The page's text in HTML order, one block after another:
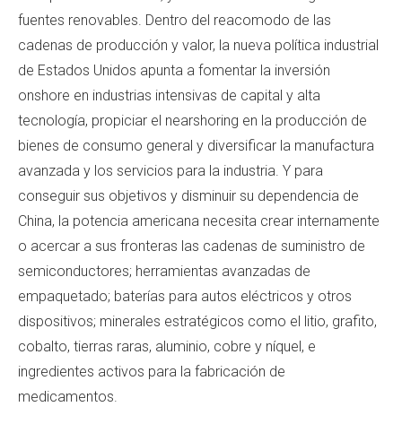
fuentes renovables. Dentro del reacomodo de las
cadenas de producción y valor, la nueva política industrial
de Estados Unidos apunta a fomentar la inversión
onshore en industrias intensivas de capital y alta
tecnología, propiciar el nearshoring en la producción de
bienes de consumo general y diversificar la manufactura
avanzada y los servicios para la industria. Y para
conseguir sus objetivos y disminuir su dependencia de
China, la potencia americana necesita crear internamente
o acercar a sus fronteras las cadenas de suministro de
semiconductores; herramientas avanzadas de
empaquetado; baterías para autos eléctricos y otros
dispositivos; minerales estratégicos como el litio, grafito,
cobalto, tierras raras, aluminio, cobre y níquel, e
ingredientes activos para la fabricación de
medicamentos.